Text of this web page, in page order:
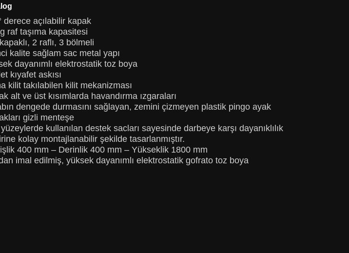
derece açılabilir kapak
raf taşıma kapasitesi
2 raflı, 3 bölmeli
kalite sağlam sac metal yapı
dayanımlı elektrostatik toz boya
kıyafet askısı
kilit takılabilen kilit mekanizması
alt ve üst kısımlarda havandırma ızgaraları
dengede durmasını sağlayan, zemini çizmeyen plastik pingo ayak
gizli menteşe
kullanılan destek sacları sayesinde darbeye karşı dayanıklılık
kolay montajlanabilir şekilde tasarlanmıştır.
400 mm – Derinlik 400 mm – Yükseklik 1800 mm
imal edilmiş, yüksek dayanımlı elektrostatik gofrato toz boya